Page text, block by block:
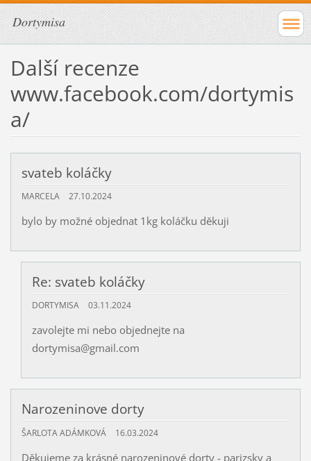
Dortymisa
Další recenze
www.facebook.com/dortymis
a/
svateb koláčky
MARCELA 27.10.2024
bylo by možné objednat 1kg koláčku děkuji
Re: svateb koláčky
DORTYMISA 03.11.2024
zavolejte mi nebo objednejte na
dortymisa@gmail.com
Narozeninove dorty
ŠARLOTA ADÁMKOVÁ 16.03.2024
Děkujeme za krásné narozeninové dorty - parizsky a